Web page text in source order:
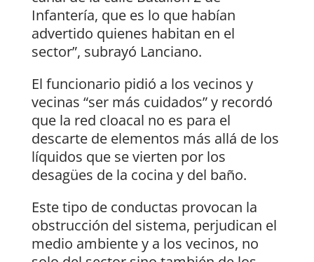
Infantería, que es lo que habían
advertido quienes habitan en el
sector”, subrayó Lanciano.
El funcionario pidió a los vecinos y
vecinas “ser más cuidados” y recordó
que la red cloacal no es para el
descarte de elementos más allá de los
líquidos que se vierten por los
desagües de la cocina y del baño.
Este tipo de conductas provocan la
obstrucción del sistema, perjudican el
medio ambiente y a los vecinos, no